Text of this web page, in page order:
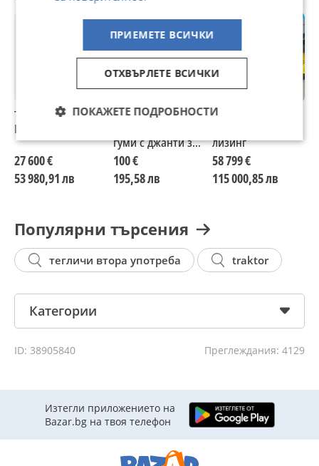
Трактор John
Deere 5100M
27 600 €
53 980,91 лв
Трактор John
гуми с джанти за
John Deere
100 €
195,58 лв
Трактор John
лизинг
58 799 €
115 000,85 лв
Популярни търсения
тегличи втора употреба traktor
Категории
ID: 38905840 Преглеждания: 4129
Изтегли приложението на
Bazar.bg на твоя телефон
ПРИЕМЕТЕ ВСИЧКИ
ОТХВЪРЛЕТЕ ВСИЧКИ
ПОКАЖЕТЕ ПОДРОБНОСТИ